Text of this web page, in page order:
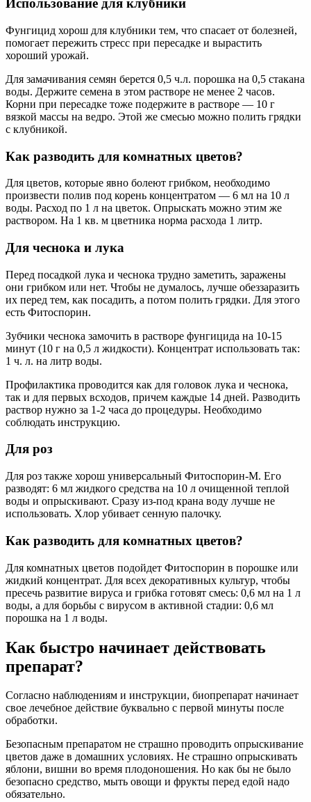
Использование для клубники
Фунгицид хорош для клубники тем, что спасает от болезней,
помогает пережить стресс при пересадке и вырастить
хороший урожай.
Для замачивания семян берется 0,5 ч.л. порошка на 0,5 стакана
воды. Держите семена в этом растворе не менее 2 часов.
Корни при пересадке тоже подержите в растворе — 10 г
вязкой массы на ведро. Этой же смесью можно полить грядки
с клубникой.
Как разводить для комнатных цветов?
Для цветов, которые явно болеют грибком, необходимо
произвести полив под корень концентратом — 6 мл на 10 л
воды. Расход по 1 л на цветок. Опрыскать можно этим же
раствором. На 1 кв. м цветника норма расхода 1 литр.
Для чеснока и лука
Перед посадкой лука и чеснока трудно заметить, заражены
они грибком или нет. Чтобы не думалось, лучше обеззаразить
их перед тем, как посадить, а потом полить грядки. Для этого
есть Фитоспорин.
Зубчики чеснока замочить в растворе фунгицида на 10-15
минут (10 г на 0,5 л жидкости). Концентрат использовать так:
1 ч. л. на литр воды.
Профилактика проводится как для головок лука и чеснока,
так и для первых всходов, причем каждые 14 дней. Разводить
раствор нужно за 1-2 часа до процедуры. Необходимо
соблюдать инструкцию.
Для роз
Для роз также хорош универсальный Фитоспорин-М. Его
разводят: 6 мл жидкого средства на 10 л очищенной теплой
воды и опрыскивают. Сразу из-под крана воду лучше не
использовать. Хлор убивает сенную палочку.
Как разводить для комнатных цветов?
Для комнатных цветов подойдет Фитоспорин в порошке или
жидкий концентрат. Для всех декоративных культур, чтобы
пресечь развитие вируса и грибка готовят смесь: 0,6 мл на 1 л
воды, а для борьбы с вирусом в активной стадии: 0,6 мл
порошка на 1 л воды.
Как быстро начинает действовать
препарат?
Согласно наблюдениям и инструкции, биопрепарат начинает
свое лечебное действие буквально с первой минуты после
обработки.
Безопасным препаратом не страшно проводить опрыскивание
цветов даже в домашних условиях. Не страшно опрыскивать
яблони, вишни во время плодоношения. Но как бы не было
безопасно средство, мыть овощи и фрукты перед едой надо
обязательно.